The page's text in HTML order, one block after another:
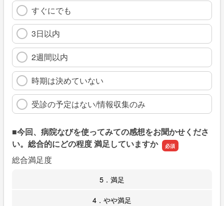
すぐにでも
3日以内
2週間以内
時期は決めていない
受診の予定はない/情報収集のみ
■今回、病院なびを使ってみての感想をお聞かせくださ
い。総合的にどの程度 満足していますか
総合満足度
5．満足
4．やや満足